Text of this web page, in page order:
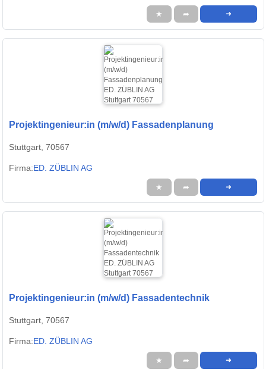
★ ➦ ➜
Projektingenieur:in (m/w/d) Fassadenplanung
Stuttgart, 70567
Firma:ED. ZÜBLIN AG
★ ➦ ➜
Projektingenieur:in (m/w/d) Fassadentechnik
Stuttgart, 70567
Firma:ED. ZÜBLIN AG
★ ➦ ➜